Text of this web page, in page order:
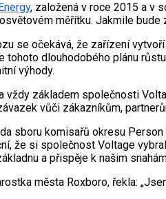
, založená v roce 2015 a v
měřítku. Jakmile
se očekává, že zařízení
tohoto dlouhodobého plánu
výhody.
vždy základem společnosti
vůči zákazníkům,
sboru komisařů okresu
že si společnost Voltage
a přispěje k našim
města Roxboro, řekla: